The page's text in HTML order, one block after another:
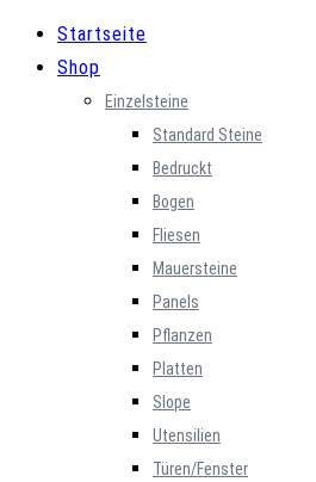
Startseite
Shop
Einzelsteine
Standard Steine
Bedruckt
Bogen
Fliesen
Mauersteine
Panels
Pflanzen
Platten
Slope
Utensilien
Türen/Fenster